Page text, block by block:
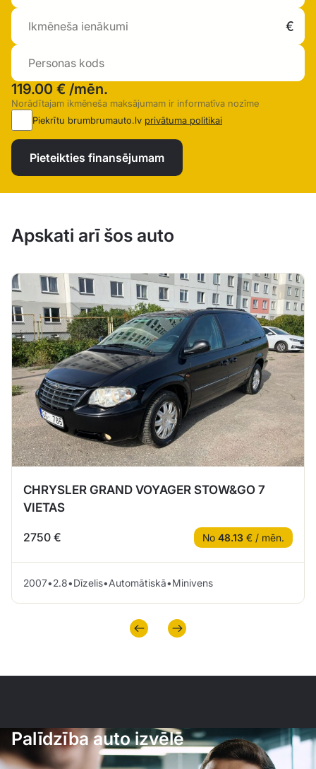
119.00 € /mēn.
Norādītajam ikmēneša maksājumam ir informatīva nozīme
Piekrītu brumbrumauto.lv privātuma politikai
Pieteikties finansējumam
Apskati arī šos auto
CHRYSLER GRAND VOYAGER STOW&GO 7
VIETAS
2750 € No 48.13 € / mēn.
2007•2.8•Dīzelis•Automātiskā•Minivens
Palīdzība auto izvēlē